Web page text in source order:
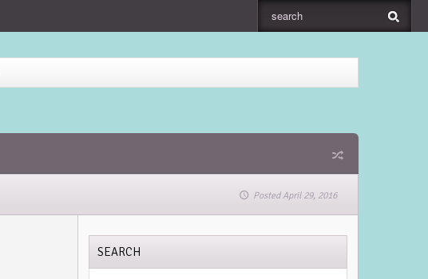
Posted April 29, 2016
SEARCH